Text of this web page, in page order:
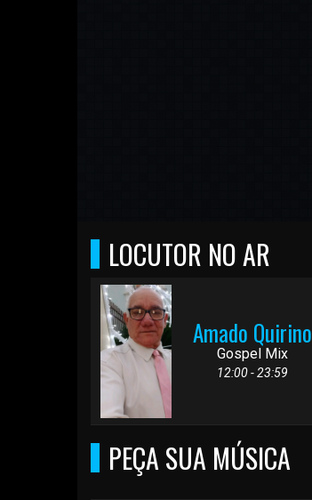
LOCUTOR NO AR
Amado Quirino
Gospel Mix
12:00 - 23:59
PEÇA SUA MÚSICA